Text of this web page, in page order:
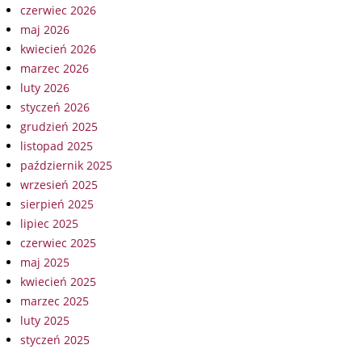
czerwiec 2026
maj 2026
kwiecień 2026
marzec 2026
luty 2026
styczeń 2026
grudzień 2025
listopad 2025
październik 2025
wrzesień 2025
sierpień 2025
lipiec 2025
czerwiec 2025
maj 2025
kwiecień 2025
marzec 2025
luty 2025
styczeń 2025